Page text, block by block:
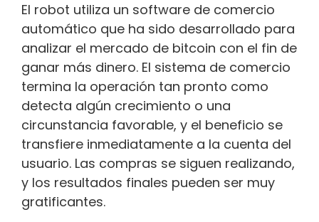
El robot utiliza un software de comercio
automático que ha sido desarrollado para
analizar el mercado de bitcoin con el fin de
ganar más dinero. El sistema de comercio
termina la operación tan pronto como
detecta algún crecimiento o una
circunstancia favorable, y el beneficio se
transfiere inmediatamente a la cuenta del
usuario. Las compras se siguen realizando,
y los resultados finales pueden ser muy
gratificantes.